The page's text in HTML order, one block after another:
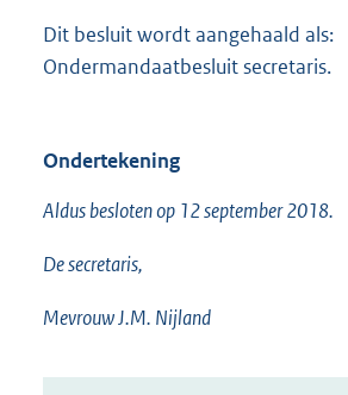
Dit besluit wordt aangehaald als:
Ondermandaatbesluit secretaris.
Ondertekening
Aldus besloten op 12 september 2018.
De secretaris,
Mevrouw J.M. Nijland